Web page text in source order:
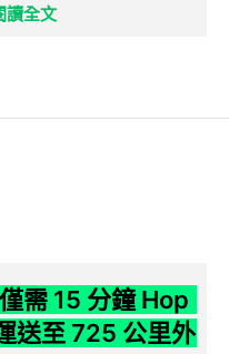
讀全文
需 15 分鐘 Hop
送至 725 公里外